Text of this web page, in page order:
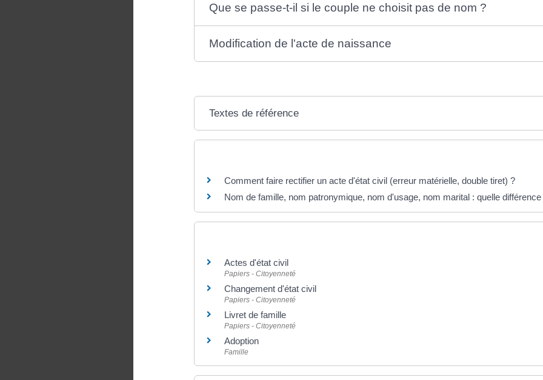
Que se passe-t-il si le couple ne choisit pas de nom ?
Modification de l'acte de naissance
Textes de référence
Comment faire rectifier un acte d'état civil (erreur matérielle, double tiret) ?
Nom de famille, nom patronymique, nom d'usage, nom marital : quelle différence
Actes d'état civil
Papiers - Citoyenneté
Changement d'état civil
Papiers - Citoyenneté
Livret de famille
Papiers - Citoyenneté
Adoption
Famille